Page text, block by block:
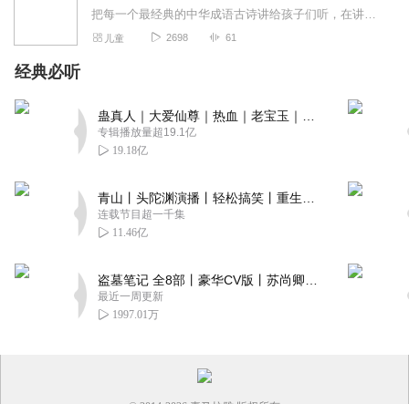
把每一个最经典的中华成语古诗讲给孩子们听，在讲的过程中提问，让孩子们参与互动，既可提高孩子们兴趣，又可发散孩子们思维，使孩子汲取传统文化精华，也可提高了孩子们文...
儿童 2698 61
经典必听
专辑播放量超19.1亿
19.18亿
连载节目超一千集
11.46亿
最近一周更新
1997.01万